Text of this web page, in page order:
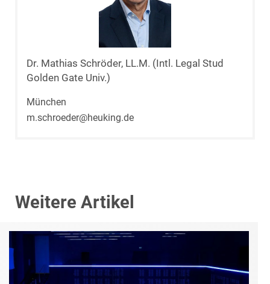
Dr. Mathias Schröder, LL.M. (Intl. Legal Stud
Golden Gate Univ.)
München
m.schroeder@heuking.de
Weitere Artikel